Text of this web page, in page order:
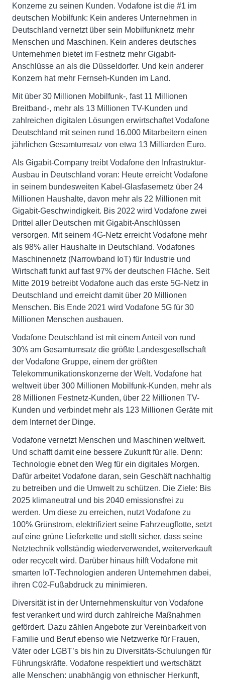
Konzerne zu seinen Kunden. Vodafone ist die #1 im
deutschen Mobilfunk: Kein anderes Unternehmen in
Deutschland vernetzt über sein Mobilfunknetz mehr
Menschen und Maschinen. Kein anderes deutsches
Unternehmen bietet im Festnetz mehr Gigabit-
Anschlüsse an als die Düsseldorfer. Und kein anderer
Konzern hat mehr Fernseh-Kunden im Land.
Mit über 30 Millionen Mobilfunk-, fast 11 Millionen
Breitband-, mehr als 13 Millionen TV-Kunden und
zahlreichen digitalen Lösungen erwirtschaftet Vodafone
Deutschland mit seinen rund 16.000 Mitarbeitern einen
jährlichen Gesamtumsatz von etwa 13 Milliarden Euro.
Als Gigabit-Company treibt Vodafone den Infrastruktur-
Ausbau in Deutschland voran: Heute erreicht Vodafone
in seinem bundesweiten Kabel-Glasfasernetz über 24
Millionen Haushalte, davon mehr als 22 Millionen mit
Gigabit-Geschwindigkeit. Bis 2022 wird Vodafone zwei
Drittel aller Deutschen mit Gigabit-Anschlüssen
versorgen. Mit seinem 4G-Netz erreicht Vodafone mehr
als 98% aller Haushalte in Deutschland. Vodafones
Maschinennetz (Narrowband IoT) für Industrie und
Wirtschaft funkt auf fast 97% der deutschen Fläche. Seit
Mitte 2019 betreibt Vodafone auch das erste 5G-Netz in
Deutschland und erreicht damit über 20 Millionen
Menschen. Bis Ende 2021 wird Vodafone 5G für 30
Millionen Menschen ausbauen.
Vodafone Deutschland ist mit einem Anteil von rund
30% am Gesamtumsatz die größte Landesgesellschaft
der Vodafone Gruppe, einem der größten
Telekommunikationskonzerne der Welt. Vodafone hat
weltweit über 300 Millionen Mobilfunk-Kunden, mehr als
28 Millionen Festnetz-Kunden, über 22 Millionen TV-
Kunden und verbindet mehr als 123 Millionen Geräte mit
dem Internet der Dinge.
Vodafone vernetzt Menschen und Maschinen weltweit.
Und schafft damit eine bessere Zukunft für alle. Denn:
Technologie ebnet den Weg für ein digitales Morgen.
Dafür arbeitet Vodafone daran, sein Geschäft nachhaltig
zu betreiben und die Umwelt zu schützen. Die Ziele: Bis
2025 klimaneutral und bis 2040 emissionsfrei zu
werden. Um diese zu erreichen, nutzt Vodafone zu
100% Grünstrom, elektrifiziert seine Fahrzeugflotte, setzt
auf eine grüne Lieferkette und stellt sicher, dass seine
Netztechnik vollständig wiederverwendet, weiterverkauft
oder recycelt wird. Darüber hinaus hilft Vodafone mit
smarten IoT-Technologien anderen Unternehmen dabei,
ihren C02-Fußabdruck zu minimieren.
Diversität ist in der Unternehmenskultur von Vodafone
fest verankert und wird durch zahlreiche Maßnahmen
gefördert. Dazu zählen Angebote zur Vereinbarkeit von
Familie und Beruf ebenso wie Netzwerke für Frauen,
Väter oder LGBT’s bis hin zu Diversitäts-Schulungen für
Führungskräfte. Vodafone respektiert und wertschätzt
alle Menschen: unabhängig von ethnischer Herkunft,